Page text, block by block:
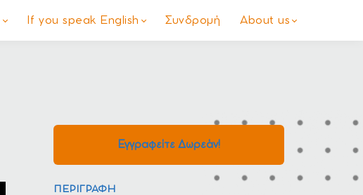
If you speak English Συνδρομή About us
Εγγραφείτε Δωρεάν!
ΠΕΡΙΓΡΑΦΉ